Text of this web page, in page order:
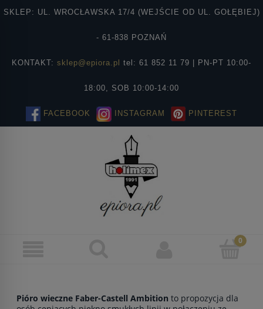
SKLEP: UL. WROCŁAWSKA 17/4 (WEJŚCIE OD UL. GOŁĘBIEJ)
- 61-838 POZNAŃ
KONTAKT: sklep@epiora.pl tel: 61 852 11 79 | PN-PT 10:00-
18:00, SOB 10:00-14:00
FACEBOOK INSTAGRAM PINTEREST
Pióro wieczne Faber-Castell Ambition to propozycja dla